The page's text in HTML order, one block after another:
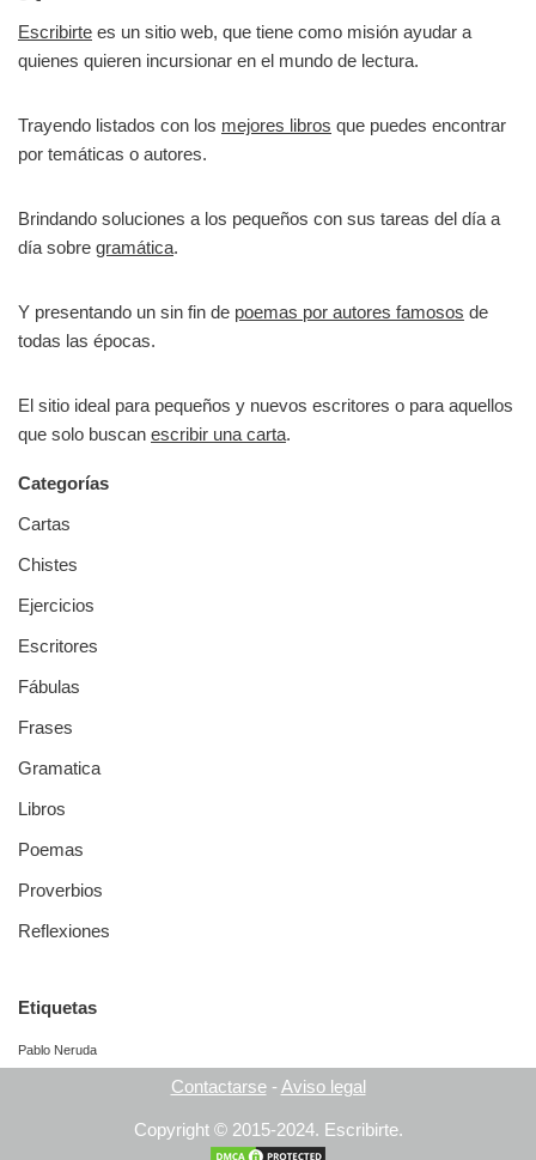
Escribirte es un sitio web, que tiene como misión ayudar a
quienes quieren incursionar en el mundo de lectura.
Trayendo listados con los mejores libros que puedes encontrar
por temáticas o autores.
Brindando soluciones a los pequeños con sus tareas del día a
día sobre gramática.
Y presentando un sin fin de poemas por autores famosos de
todas las épocas.
El sitio ideal para pequeños y nuevos escritores o para aquellos
que solo buscan escribir una carta.
Categorías
Cartas
Chistes
Ejercicios
Escritores
Fábulas
Frases
Gramatica
Libros
Poemas
Proverbios
Reflexiones
Etiquetas
Pablo Neruda
Contactarse- Aviso legal
Copyright © 2015-2024. Escribirte.